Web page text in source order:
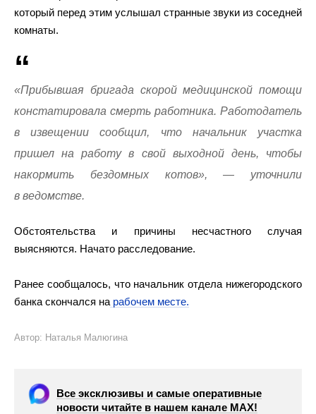
который перед этим услышал странные звуки из соседней
комнаты.
«Прибывшая бригада скорой медицинской помощи
констатировала смерть работника. Работодатель
в извещении сообщил, что начальник участка
пришел на работу в свой выходной день, чтобы
накормить бездомных котов», — уточнили
в ведомстве.
Обстоятельства и причины несчастного случая
выясняются. Начато расследование.
Ранее сообщалось, что начальник отдела нижегородского
банка скончался на рабочем месте.
Автор: Наталья Малюгина
Все эксклюзивы и самые оперативные
новости читайте в нашем канале МАХ!